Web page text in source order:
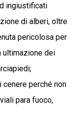
ingiustificati
di alberi, oltre
pericolosa per
ultimazione dei
perché non
para fuoco,